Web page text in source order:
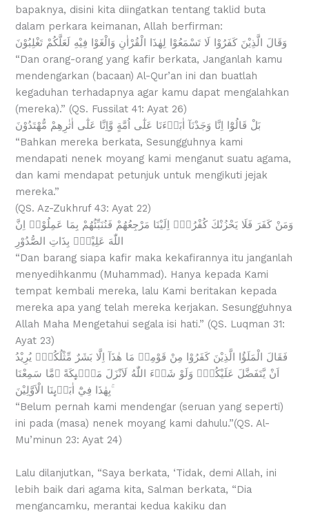
bapaknya, disini kita diingatkan tentang taklid buta
dalam perkara keimanan, Allah berfirman:
وَقَالَ الَّذِيْنَ كَفَرُوْا لَا تَسْمَعُوْا لِهٰذَا الْقُرْاٰنِ وَالْغَوْا فِيْهِ لَعَلَّكُمْ تَغْلِبُوْنَ
“Dan orang-orang yang kafir berkata, Janganlah kamu
mendengarkan (bacaan) Al-Qur’an ini dan buatlah
kegaduhan terhadapnya agar kamu dapat mengalahkan
(mereka).” (QS. Fussilat 41: Ayat 26)
بَلْ قَالُوْٓا اِنَّا وَجَدْنَآ اٰبَاۤءَنَا عَلٰٓى اُمَّةٍ وَّاِنَّا عَلٰٓى اٰثٰرِهِمْ مُّهْتَدُوْنَ
“Bahkan mereka berkata, Sesungguhnya kami
mendapati nenek moyang kami menganut suatu agama,
dan kami mendapat petunjuk untuk mengikuti jejak
mereka.”
(QS. Az-Zukhruf 43: Ayat 22)
وَمَنْ كَفَرَ فَلَا يَحْزُنْكَ كُفْرُهٗۗ اِلَيْنَا مَرْجِعُهُمْ فَنُنَبِّئُهُمْ بِمَا عَمِلُوْاۗ اِنَّ
اللّٰهَ عَلِيْمٌۢ بِذَاتِ الصُّدُوْرِ
“Dan barang siapa kafir maka kekafirannya itu janganlah
menyedihkanmu (Muhammad). Hanya kepada Kami
tempat kembali mereka, lalu Kami beritakan kepada
mereka apa yang telah mereka kerjakan. Sesungguhnya
Allah Maha Mengetahui segala isi hati.” (QS. Luqman 31:
Ayat 23)
فَقَالَ الْمَلَؤُا الَّذِيْنَ كَفَرُوْا مِنْ قَوْمِهٖ مَا هٰذَآ اِلَّا بَشَرٌ مِّثْلُكُمْۙ يُرِيْدُ
اَنْ يَّتَفَضَّلَ عَلَيْكُمْۗ وَلَوْ شَاۤءَ اللّٰهُ لَاَنْزَلَ مَلٰۤىِٕكَةً ۖمَّا سَمِعْنَا
بِهٰذَا فِيْٓ اٰبَاۤىِٕنَا الْاَوَّلِيْنَ ۚ
“Belum pernah kami mendengar (seruan yang seperti)
ini pada (masa) nenek moyang kami dahulu.”(QS. Al-
Mu’minun 23: Ayat 24)
Lalu dilanjutkan, “Saya berkata, ‘Tidak, demi Allah, ini
lebih baik dari agama kita, Salman berkata, “Dia
mengancamku, merantai kedua kakiku dan